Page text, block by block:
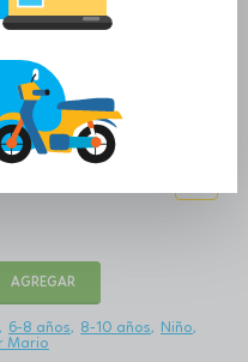
Mario Galaxy
AGREGAR
6-8 años 8-10 años
Niño
Mario